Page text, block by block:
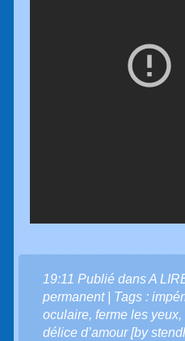
19:11 Publié dansA
permanent| Tags :
oculaire, ferme les yeux,
délice d’amour [by